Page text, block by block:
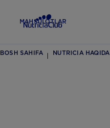
MAHSULOTLAR
BOSH SAHIFA NUTRICIA HAQIDA